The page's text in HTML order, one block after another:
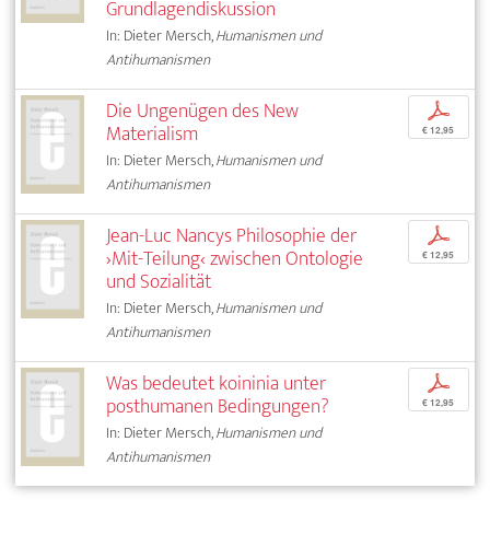
Grundlagendiskussion
In: Dieter Mersch,Humanismen und
Antihumanismen
Die Ungenügen des New
Materialism
In: Dieter Mersch,Humanismen und
Antihumanismen
p
€ 12,95
Jean-Luc Nancys Philosophie der
›Mit-Teilung‹ zwischen Ontologie
und Sozialität
In: Dieter Mersch,Humanismen und
Antihumanismen
p
€ 12,95
Was bedeutet koininia unter
posthumanen Bedingungen?
In: Dieter Mersch,Humanismen und
Antihumanismen
p
€ 12,95